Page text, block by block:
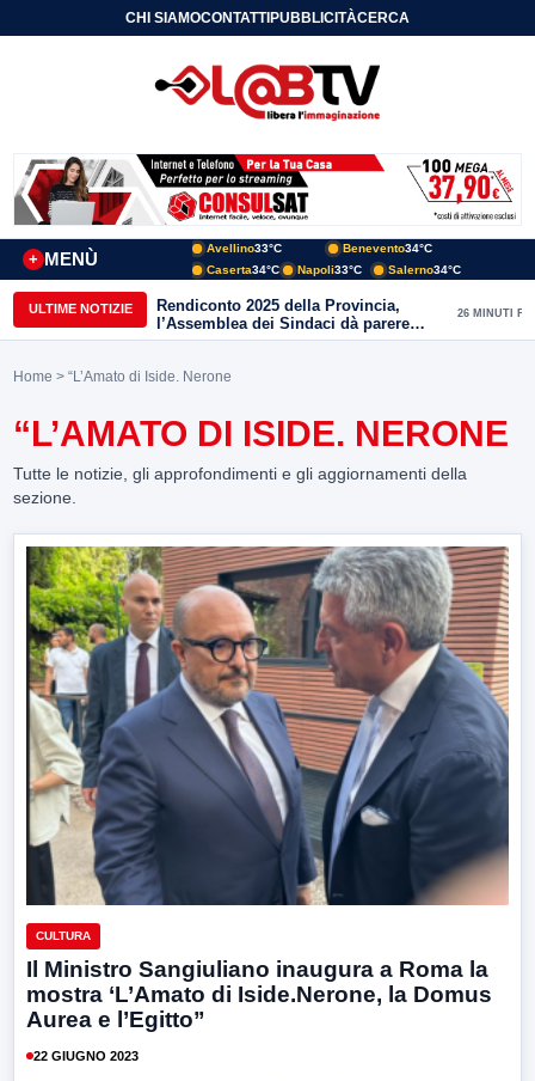
CHI SIAMOCONTATTIPUBBLICITÀCERCA
MENÙ
+
Avellino33°C Benevento34°C
Caserta34°C Napoli33°C Salerno34°C
ULTIME NOTIZIE
Rendiconto 2025 della Provincia,
l’Assemblea dei Sindaci dà parere
favorevole all’unanimità
26 MINUTI FA
Home > “L’Amato di Iside. Nerone
“L’AMATO DI ISIDE. NERONE
Tutte le notizie, gli approfondimenti e gli aggiornamenti della
sezione.
CULTURA
Il Ministro Sangiuliano inaugura a Roma la
mostra ‘L’Amato di Iside.Nerone, la Domus
Aurea e l’Egitto”
22 GIUGNO 2023